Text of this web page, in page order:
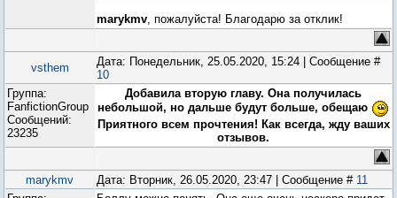
marykmv, пожалуйста! Благодарю за отклик!
vsthem
Дата: Понедельник, 25.05.2020, 15:24 | Сообщение #
10
Группа:
FanfictionGroup
Сообщений:
23235
Добавила вторую главу. Она получилась
небольшой, но дальше будут больше, обещаю
Приятного всем прочтения! Как всегда, жду ваших
отзывов.
marykmv Дата: Вторник, 26.05.2020, 23:47 | Сообщение # 11